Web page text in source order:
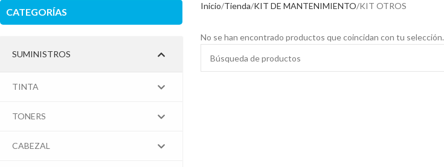
CATEGORÍAS
SUMINISTROS
TINTA
TONERS
CABEZAL
Inicio Tienda KIT DE MANTENIMIENTO KIT OTROS
No se han encontrado productos que coincidan con tu selección.